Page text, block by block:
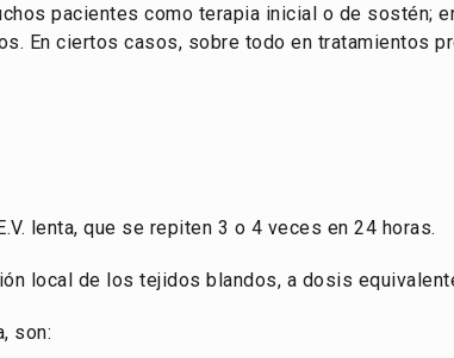
pacientes como terapia inicial o de sostén;
En ciertos casos, sobre todo en tratamientos
lenta, que se repiten 3 o 4 veces en 24 horas.
local de los tejidos blandos, a dosis
son: